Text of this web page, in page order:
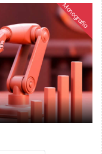
Monografia